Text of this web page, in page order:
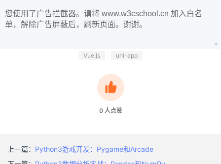
您使用了广告拦截器。请将 www.w3cschool.cn 加入白名
单，解除广告屏蔽后，刷新页面。谢谢。
Vue.js uni-app
0 人点赞
上一篇： Python3游戏开发：Pygame和Arcade